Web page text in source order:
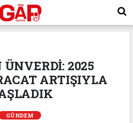
2025
ARTIŞIYLA
GÜNDEM